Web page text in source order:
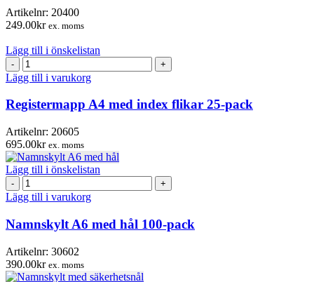
mängd
Artikelnr: 20400
249.00kr ex. moms
Lägg till i önskelistan
Registermapp
A4
med
index
flikar
25-
pack
mängd
Lägg till i varukorg
Registermapp A4 med index flikar 25-pack
Artikelnr: 20605
695.00kr ex. moms
Lägg till i önskelistan
Namnskylt
A6
med
100-
mängd
Lägg till i varukorg
Namnskylt A6 med hål 100-pack
Artikelnr: 30602
390.00kr ex. moms